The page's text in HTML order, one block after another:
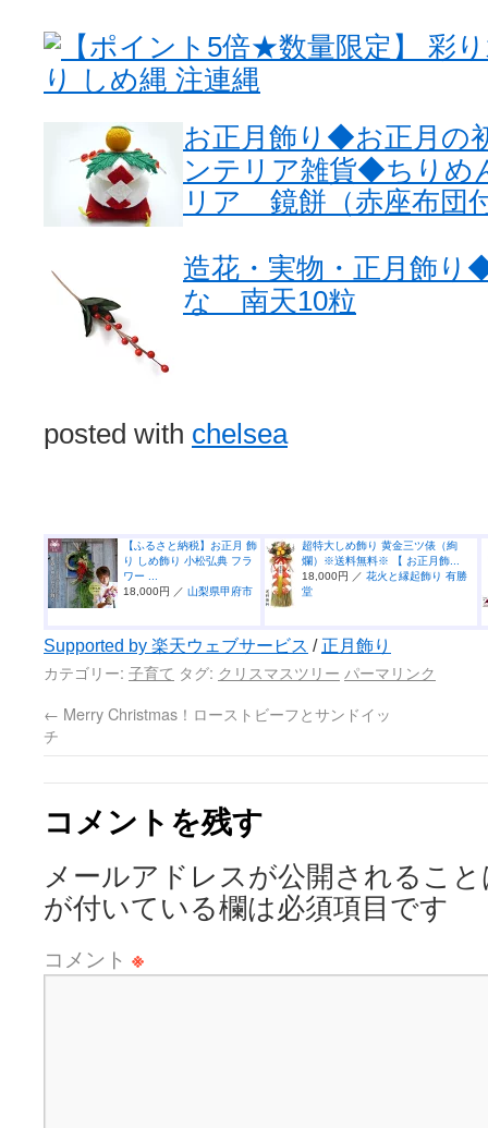
【ポイント5倍★数量限定】 彩
り しめ縄 注連縄
お正月飾り◆お正月の
ンテリア雑貨◆ちり
リア 鏡餅（赤座布団
造花・実物・正月飾り
な 南天10粒
posted with chelsea
【ふるさと納税】お正月 飾
り しめ飾り 小松弘典 フラ
ワー ...
18,000円 ／ 山梨県甲府市
超特大しめ飾り 黄金三ツ俵（絢
爛）※送料無料※ 【 お正月飾...
18,000円 ／ 花火と縁起飾り 有勝
堂
Supported by 楽天ウェブサービス / 正月飾り
カテゴリー: 子育て タグ: クリスマスツリー パーマリンク
← Merry Christmas！ローストビーフとサンドイッ
チ
コメントを残す
メールアドレスが公開されるこ
が付いている欄は必須項目です
コメント ※